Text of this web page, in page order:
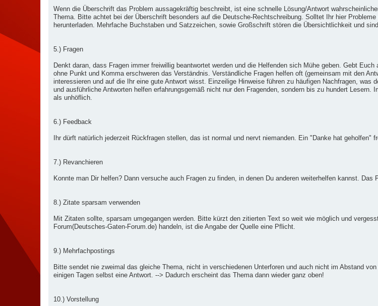
Wenn die Überschrift das Problem aussagekräftig beschreibt, ist eine schnelle Lösung/Antwort
Thema. Bitte achtet bei der Überschrift besonders auf die Deutsche-Rechtschreibung. Solltet Ihr hier
herunterladen. Mehrfache Buchstaben und Satzzeichen, sowie Großschrift stören die Übersichtlichkeit und
5.) Fragen
Denkt daran, dass Fragen immer freiwillig beantwortet werden und die Helfenden sich Mühe geben. Gebt
ohne Punkt und Komma erschweren das Verständnis. Verständliche Fragen helfen oft (gemeinsam mit den
interessieren und auf die Ihr eine gute Antwort wisst. Einzeilige Hinweise führen zu häufigen Nachfragen,
und ausführliche Antworten helfen erfahrungsgemäß nicht nur den Fragenden, sondern bis zu hundert
als unhöflich.
6.) Feedback
Ihr dürft natürlich jederzeit Rückfragen stellen, das ist normal und nervt niemanden. Ein "Danke hat
7.) Revanchieren
Konnte man Dir helfen? Dann versuche auch Fragen zu finden, in denen Du anderen weiterhelfen kannst.
8.) Zitate sparsam verwenden
Mit Zitaten sollte, sparsam umgegangen werden. Bitte kürzt den zitierten Text so weit wie möglich und
Forum(Deutsches-Gaten-Forum.de) handeln, ist die Angabe der Quelle eine Pflicht.
9.) Mehrfachpostings
Bitte sendet nie zweimal das gleiche Thema, nicht in verschiedenen Unterforen und auch nicht im Abstand
einigen Tagen selbst eine Antwort. --> Dadurch erscheint das Thema dann wieder ganz oben!
10.) Vorstellung